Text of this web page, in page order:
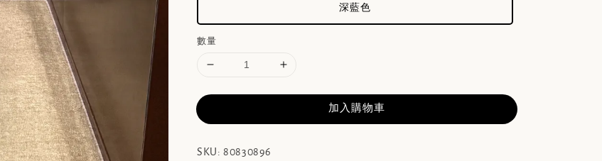
深藍色
數量
加入購物車
SKU: 80830896